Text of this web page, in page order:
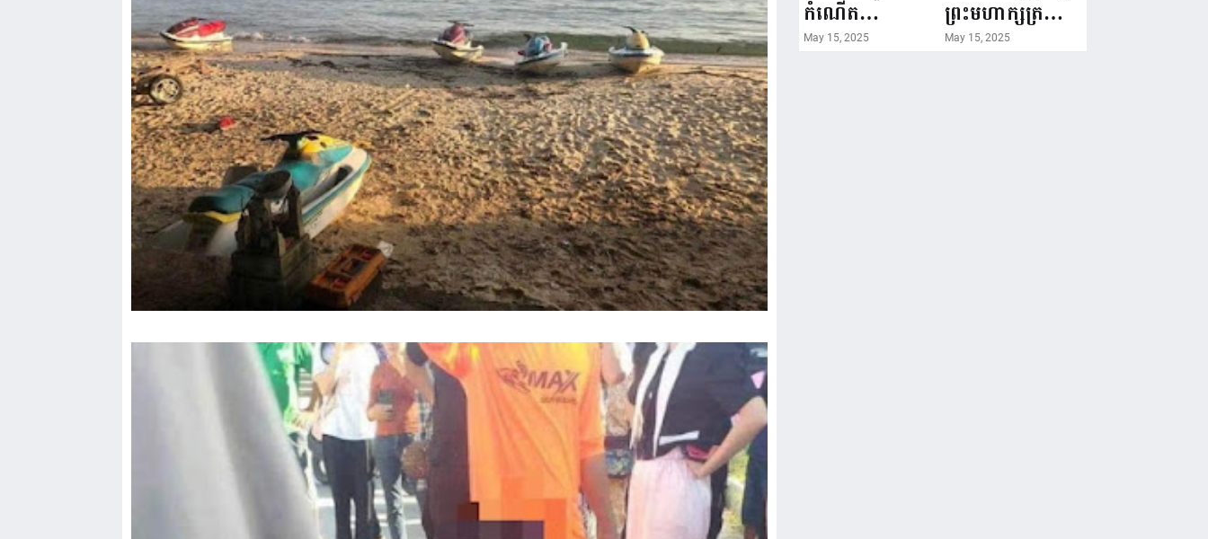
កំណើត
គម្រប់ខួប៤៤
May 15, 2025
ព្រះមហាក្សត្រ
យាងទតការតាំង
May 15, 2025